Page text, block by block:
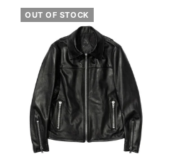
OUT OF STOCK